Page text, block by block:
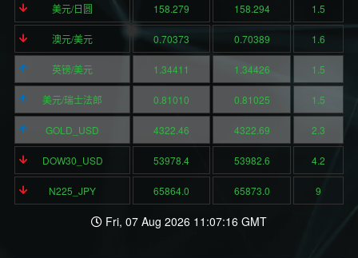
美元/日圆 158.279 158.294 1.5
澳元/美元 0.70373 0.70389 1.6
英镑/美元 1.34411 1.34426 1.5
美元/瑞士法郎 0.81010 0.81025 1.5
GOLD_USD 4322.46 4322.69 2.3
DOW30_USD 53978.4 53982.6 4.2
N225_JPY 65864.0 65873.0 9
Fri, 07 Aug 2026 11:07:16 GMT